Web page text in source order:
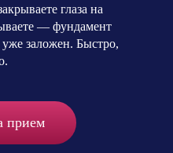
глаза на
— фундамент
заложен. Быстро,
прием